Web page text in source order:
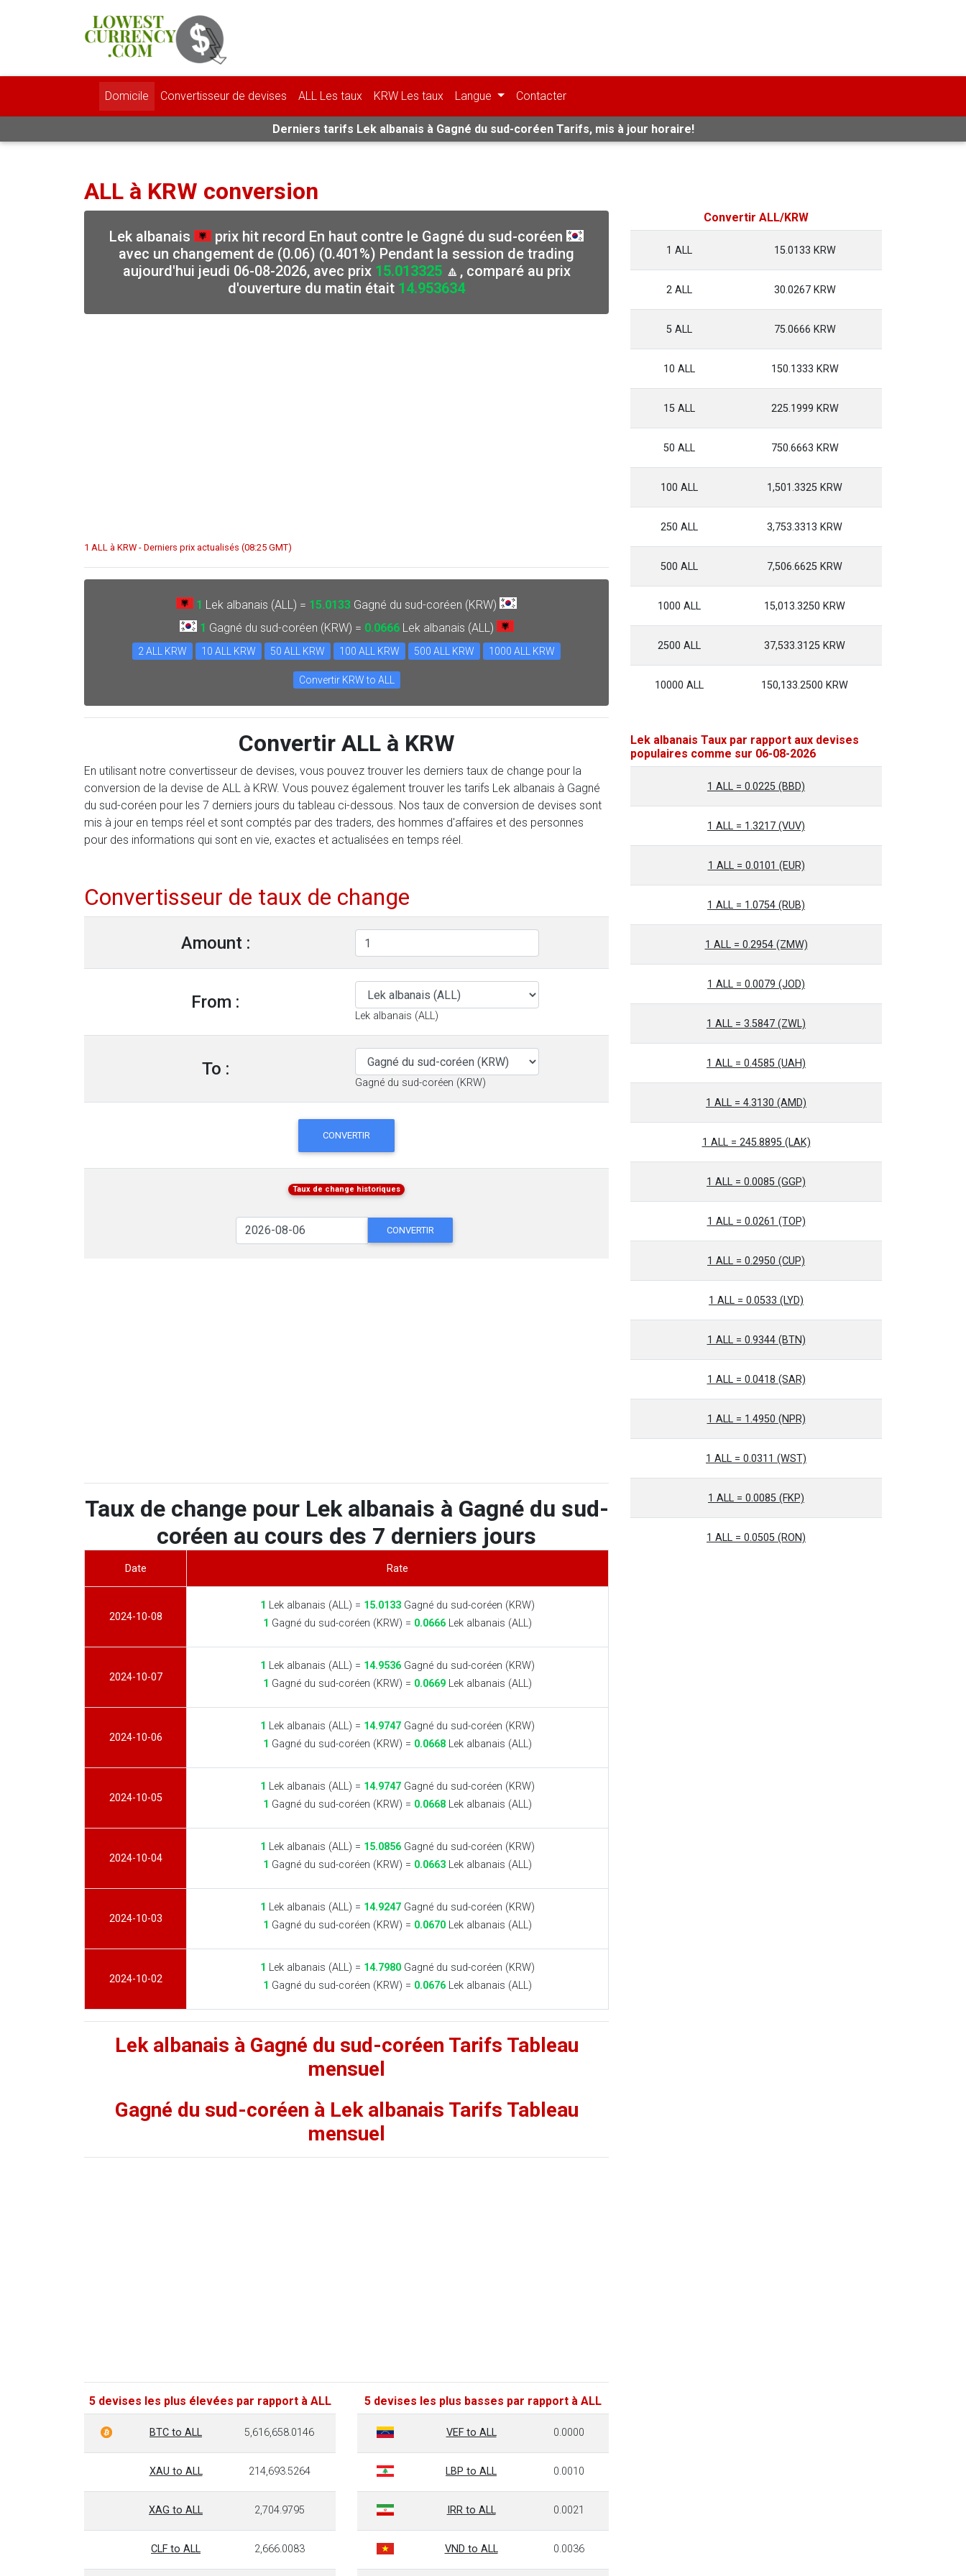
Domicile Convertisseur de devises ALL Les taux KRW Les taux Langue Contacter
Derniers tarifs Lek albanais à Gagné du sud-coréen Tarifs, mis à jour horaire!
ALL à KRW conversion
Lek albanais
prix hit record En haut contre le Gagné du sud-coréen
avec un changement de (0.06) (0.401%) Pendant la session de trading
aujourd'hui jeudi 06-08-2026, avec prix 15.013325🔼, comparé au prix
d'ouverture du matin était 14.953634
1 ALL à KRW - Derniers prix actualisés (08:25 GMT)
1 Lek albanais (ALL) = 15.0133 Gagné du sud-coréen (KRW)
1 Gagné du sud-coréen (KRW) = 0.0666Lek albanais (ALL)
2 ALL KRW 10 ALL KRW 50 ALL KRW 100 ALL KRW 500 ALL KRW 1000 ALL KRW
Convertir KRW to ALL
Convertir ALL à KRW
En utilisant notre convertisseur de devises, vous pouvez trouver les derniers taux de change pour la
conversion de la devise de ALL à KRW. Vous pouvez également trouver les tarifs Lek albanais à Gagné
du sud-coréen pour les 7 derniers jours du tableau ci-dessous. Nos taux de conversion de devises sont
mis à jour en temps réel et sont comptés par des traders, des hommes d'affaires et des personnes
pour des informations qui sont en vie, exactes et actualisées en temps réel.
Convertisseur de taux de change
Amount :
From :
Lek albanais (ALL)
To :
Gagné du sud-coréen (KRW)
CONVERTIR
Taux de change historiques
CONVERTIR
Taux de change pour Lek albanais à Gagné du sud-
coréen au cours des 7 derniers jours
Date Rate
2024-10-08
1 Lek albanais (ALL) = 15.0133 Gagné du sud-coréen (KRW)
1 Gagné du sud-coréen (KRW) = 0.0666 Lek albanais (ALL)
2024-10-07
1 Lek albanais (ALL) = 14.9536 Gagné du sud-coréen (KRW)
1 Gagné du sud-coréen (KRW) = 0.0669 Lek albanais (ALL)
2024-10-06
1 Lek albanais (ALL) = 14.9747 Gagné du sud-coréen (KRW)
1 Gagné du sud-coréen (KRW) = 0.0668 Lek albanais (ALL)
2024-10-05
1 Lek albanais (ALL) = 14.9747 Gagné du sud-coréen (KRW)
1 Gagné du sud-coréen (KRW) = 0.0668 Lek albanais (ALL)
2024-10-04
1 Lek albanais (ALL) = 15.0856 Gagné du sud-coréen (KRW)
1 Gagné du sud-coréen (KRW) = 0.0663 Lek albanais (ALL)
2024-10-03
1 Lek albanais (ALL) = 14.9247 Gagné du sud-coréen (KRW)
1 Gagné du sud-coréen (KRW) = 0.0670 Lek albanais (ALL)
2024-10-02
1 Lek albanais (ALL) = 14.7980 Gagné du sud-coréen (KRW)
1 Gagné du sud-coréen (KRW) = 0.0676 Lek albanais (ALL)
Lek albanais à Gagné du sud-coréen Tarifs Tableau
mensuel
Gagné du sud-coréen à Lek albanais Tarifs Tableau
mensuel
5 devises les plus élevées par rapport à ALL
BTC to ALL 5,616,658.0146
XAU to ALL 214,693.5264
XAG to ALL 2,704.9795
CLF to ALL 2,666.0083
5 devises les plus basses par rapport à ALL
VEF to ALL 0.0000
LBP to ALL 0.0010
IRR to ALL 0.0021
VND to ALL 0.0036
Convertir ALL/KRW
1 ALL 15.0133 KRW
2 ALL 30.0267 KRW
5 ALL 75.0666 KRW
10 ALL 150.1333 KRW
15 ALL 225.1999 KRW
50 ALL 750.6663 KRW
100 ALL 1,501.3325 KRW
250 ALL 3,753.3313 KRW
500 ALL 7,506.6625 KRW
1000 ALL 15,013.3250 KRW
2500 ALL 37,533.3125 KRW
10000 ALL 150,133.2500 KRW
Lek albanais Taux par rapport aux devises
populaires comme sur 06-08-2026
1 ALL = 0.0225 (BBD)
1 ALL = 1.3217 (VUV)
1 ALL = 0.0101 (EUR)
1 ALL = 1.0754 (RUB)
1 ALL = 0.2954 (ZMW)
1 ALL = 0.0079 (JOD)
1 ALL = 3.5847 (ZWL)
1 ALL = 0.4585 (UAH)
1 ALL = 4.3130 (AMD)
1 ALL = 245.8895 (LAK)
1 ALL = 0.0085 (GGP)
1 ALL = 0.0261 (TOP)
1 ALL = 0.2950 (CUP)
1 ALL = 0.0533 (LYD)
1 ALL = 0.9344 (BTN)
1 ALL = 0.0418 (SAR)
1 ALL = 1.4950 (NPR)
1 ALL = 0.0311 (WST)
1 ALL = 0.0085 (FKP)
1 ALL = 0.0505 (RON)